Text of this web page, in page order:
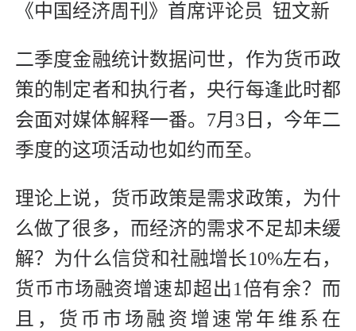
《中国经济周刊》首席评论员 钮文新
二季度金融统计数据问世，作为货币政
策的制定者和执行者，央行每逢此时都
会面对媒体解释一番。7月3日，今年二
季度的这项活动也如约而至。
理论上说，货币政策是需求政策，为什
么做了很多，而经济的需求不足却未缓
解？为什么信贷和社融增长10%左右，
货币市场融资增速却超出1倍有余？而
且，货币市场融资增速常年维系在